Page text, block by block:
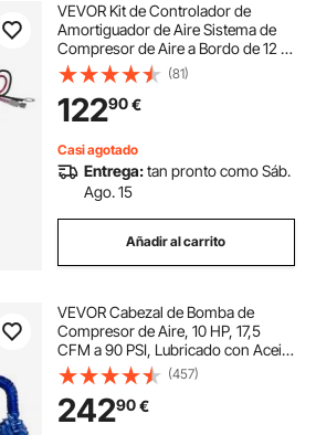
VEVOR Kit de Controlador de
Amortiguador de Aire Sistema de
Compresor de Aire a Bordo de 12 V
100 PSI Kit de Compresor de
Suspensión Neumática con Sistema
de Vía Única para Camiones,
Furgonetas
(81)
12290€
Casi agotado
Entrega:tan pronto como Sáb.
Ago. 15
Añadir al carrito
VEVOR Cabezal de Bomba de
Compresor de Aire, 10 HP, 17,5
CFM a 90 PSI, Lubricado con Aceite
de 3 Cilindros, Hierro Fundido Tipo
V de Doble Etapa con Presión
Máxima de 185 PSI, 565 x 420 x
486 mm
(457)
24290€